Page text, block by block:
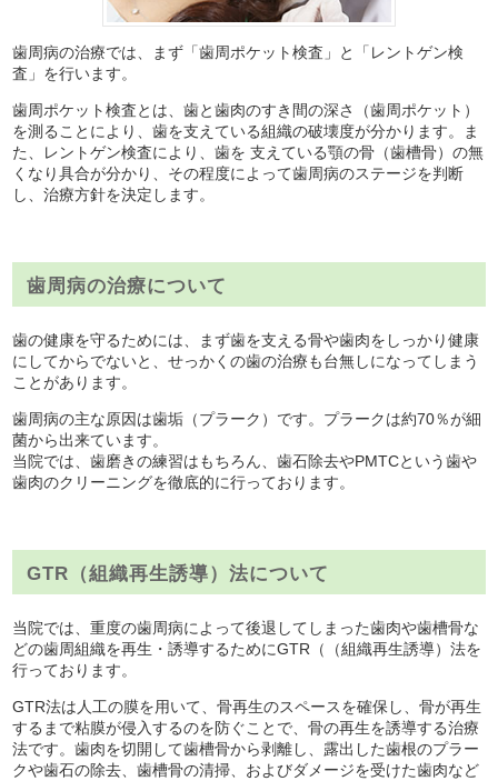
歯周病の治療では、まず「歯周ポケット検査」と「レントゲン検
査」を行います。
歯周ポケット検査とは、歯と歯肉のすき間の深さ（歯周ポケット）
を測ることにより、歯を支えている組織の破壊度が分かります。ま
た、レントゲン検査により、歯を 支えている顎の骨（歯槽骨）の無
くなり具合が分かり、その程度によって歯周病のステージを判断
し、治療方針を決定します。
歯周病の治療について
歯の健康を守るためには、まず歯を支える骨や歯肉をしっかり健康
にしてからでないと、せっかくの歯の治療も台無しになってしまう
ことがあります。
歯周病の主な原因は歯垢（プラーク）です。プラークは約70％が細
菌から出来ています。
当院では、歯磨きの練習はもちろん、歯石除去やPMTCという歯や
歯肉のクリーニングを徹底的に行っております。
GTR（組織再生誘導）法について
当院では、重度の歯周病によって後退してしまった歯肉や歯槽骨な
どの歯周組織を再生・誘導するためにGTR（（組織再生誘導）法を
行っております。
GTR法は人工の膜を用いて、骨再生のスペースを確保し、骨が再生
するまで粘膜が侵入するのを防ぐことで、骨の再生を誘導する治療
法です。歯肉を切開して歯槽骨から剥離し、露出した歯根のプラー
クや歯石の除去、歯槽骨の清掃、およびダメージを受けた歯肉など